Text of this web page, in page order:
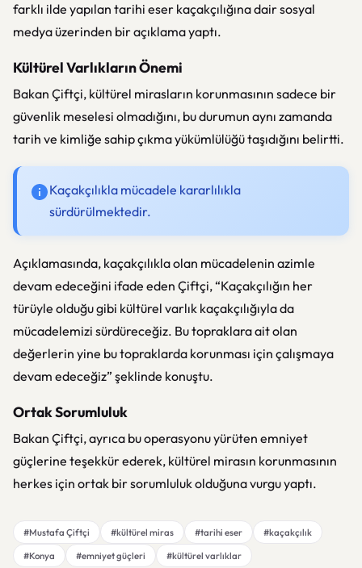
farklı ilde yapılan tarihi eser kaçakçılığına dair sosyal
medya üzerinden bir açıklama yaptı.
Kültürel Varlıkların Önemi
Bakan Çiftçi, kültürel mirasların korunmasının sadece bir
güvenlik meselesi olmadığını, bu durumun aynı zamanda
tarih ve kimliğe sahip çıkma yükümlülüğü taşıdığını belirtti.
Kaçakçılıkla mücadele kararlılıkla
sürdürülmektedir.
Açıklamasında, kaçakçılıkla olan mücadelenin azimle
devam edeceğini ifade eden Çiftçi, “Kaçakçılığın her
türüyle olduğu gibi kültürel varlık kaçakçılığıyla da
mücadelemizi sürdüreceğiz. Bu topraklara ait olan
değerlerin yine bu topraklarda korunması için çalışmaya
devam edeceğiz” şeklinde konuştu.
Ortak Sorumluluk
Bakan Çiftçi, ayrıca bu operasyonu yürüten emniyet
güçlerine teşekkür ederek, kültürel mirasın korunmasının
herkes için ortak bir sorumluluk olduğuna vurgu yaptı.
#Mustafa Çiftçi #kültürel miras #tarihi eser
#kaçakçılık
#Konya
#emniyet güçleri #kültürel varlıklar